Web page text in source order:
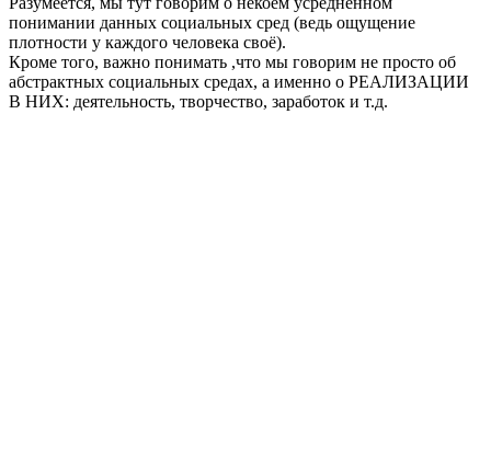
понимании данных социальных сред (ведь ощущение
плотности у каждого человека своё).
Кроме того, важно понимать ,что мы говорим не просто об
абстрактных социальных средах, а именно о РЕАЛИЗАЦИИ
В НИХ: деятельность, творчество, заработок и т.д.